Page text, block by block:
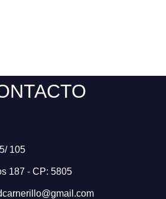
105
187 - CP: 5805